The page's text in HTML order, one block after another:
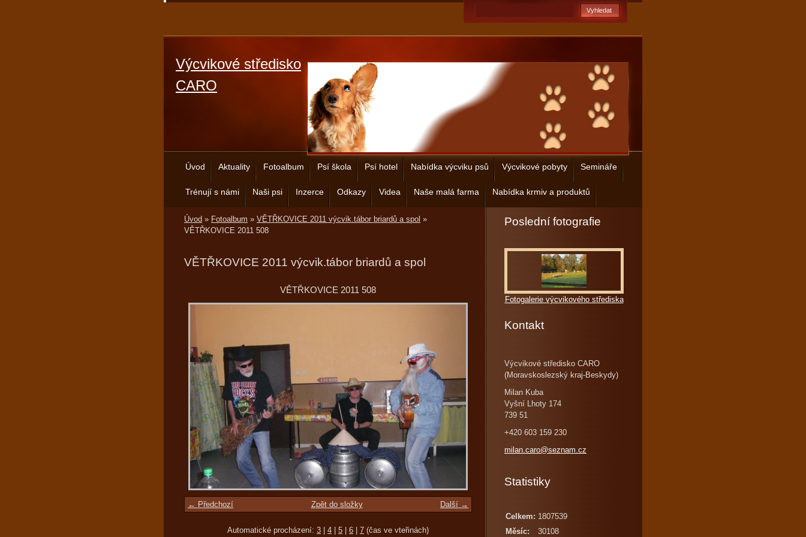
Výcvikové středisko
CARO
Úvod Aktuality Fotoalbum Psí škola Psí hotel Nabídka výcviku psů Výcvikové pobyty Semináře
Trénují s námi Naši psi Inzerce Odkazy Videa Naše malá farma Nabídka krmiv a produktů
Úvod » Fotoalbum » VĚTŘKOVICE 2011 výcvik.tábor briardů a spol »
VĚTŘKOVICE 2011 508
VĚTŘKOVICE 2011 výcvik.tábor briardů a spol
VĚTŘKOVICE 2011 508
← Předchozí Další →
Zpět do složky
Automatické procházení: 3 4 5 6 7 (čas ve vteřinách)
Poslední fotografie
Fotogalerie výcvikového střediska
Kontakt
Výcvikové středisko CARO
(Moravskoslezský kraj-Beskydy)
Milan Kuba
Vyšní Lhoty 174
739 51
+420 603 159 230
milan.caro@seznam.cz
Statistiky
Celkem: 1807539
Měsíc:
30108